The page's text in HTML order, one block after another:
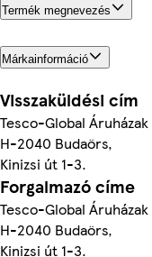
Termék megnevezés
Márkainformáció
Visszaküldési cím
Tesco-Global
H-2040 Budaörs,
Kinizsi út 1-3.
Forgalmazó címe
Tesco-Global
H-2040 Budaörs,
Kinizsi út 1-3.